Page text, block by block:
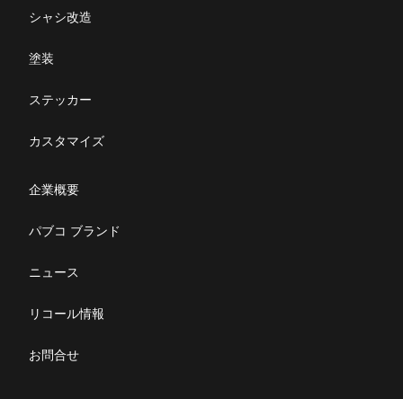
アルミバン
平ボデー
メンテナンス
修理マニュアル一覧
修理に関するFAQ
製品取扱説明書
部品発注
シャシ改造
塗装
ステッカー
カスタマイズ
企業概要
パブコ ブランド
ニュース
リコール情報
お問合せ